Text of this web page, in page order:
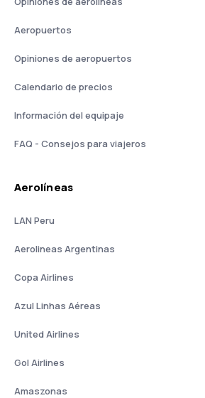
Aeropuertos
Opiniones de aeropuertos
Calendario de precios
Información del equipaje
FAQ - Consejos para viajeros
Aerolíneas
LAN Peru
Aerolineas Argentinas
Copa Airlines
Azul Linhas Aéreas
United Airlines
Gol Airlines
Amaszonas